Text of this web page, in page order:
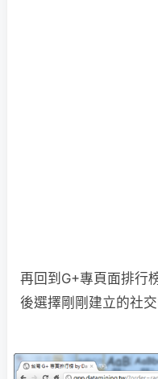
再回到G+專頁面排行
後選擇剛剛建立的社